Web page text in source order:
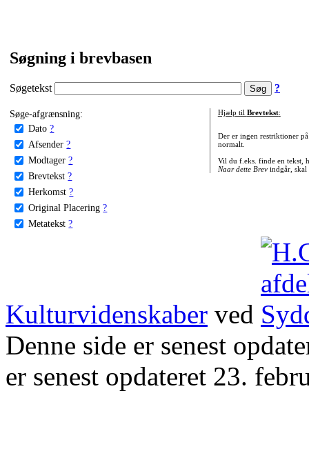
Søgning i brevbasen
Søgetekst ?
Søge-afgrænsning:
Dato ?
Afsender ?
Modtager ?
Brevtekst ?
Herkomst ?
Original Placering ?
Metatekst ?
Hjælp til Brevtekst:
Der er ingen restriktioner
normalt.
Vil du f.eks. finde en tekst,
Naar dette Brevindgår, skal
Kulturvidenskaber ved
Denne side er senest
er senest opdateret 23.